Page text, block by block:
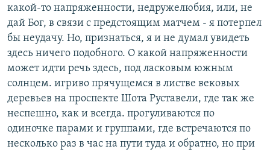
ПОДПИШИТЕСЬ НА РАССЫЛКУ
СОЦИАЛЬНЫЕ СЕТИ
Все сайты РСЕ/РС
какой-то напряженности, недружелюбия, или, не
дай Бог, в связи с предстоящим матчем - я потерпел
бы неудачу. Но, признаться, я и не думал увидеть
здесь ничего подобного. О какой напряженности
может идти речь здесь, под ласковым южным
солнцем. игриво прячущемся в листве вековых
деревьев на проспекте Шота Руставели, где так же
неспешно, как и всегда. прогуливаются по
одиночке парами и группами, где встречаются по
несколько раз в час на пути туда и обратно, но при